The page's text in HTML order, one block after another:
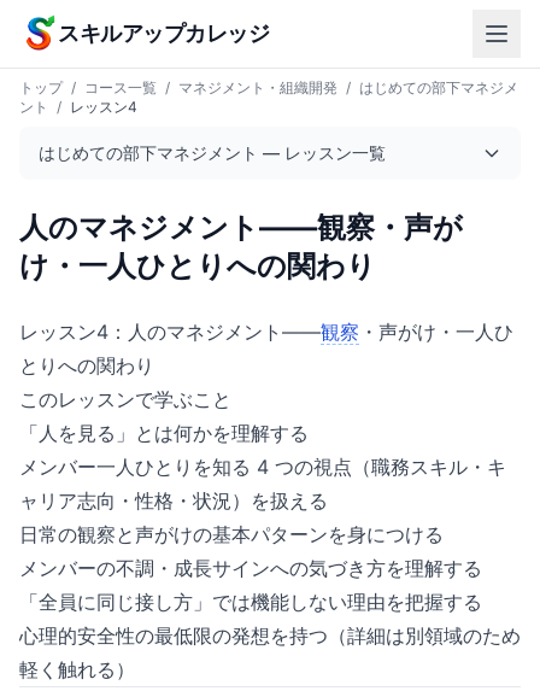
本文へスキップ
スキルアップカレッジ
トップ / コース一覧 / マネジメント・組織開発 / はじめての部下マネジメ
ント
/ レッスン4
はじめての部下マネジメント — レッスン一覧
人のマネジメント——観察・声が
け・一人ひとりへの関わり
レッスン4：人のマネジメント——観察 ・声がけ・一人ひ
とりへの関わり
このレッスンで学ぶこと
「人を見る」とは何かを理解する
メンバー一人ひとりを知る 4 つの視点（職務スキル・キ
ャリア志向・性格・状況）を扱える
日常の観察と声がけの基本パターンを身につける
メンバーの不調・成長サインへの気づき方を理解する
「全員に同じ接し方」では機能しない理由を把握する
心理的安全性の最低限の発想を持つ（詳細は別領域のため
軽く触れる）